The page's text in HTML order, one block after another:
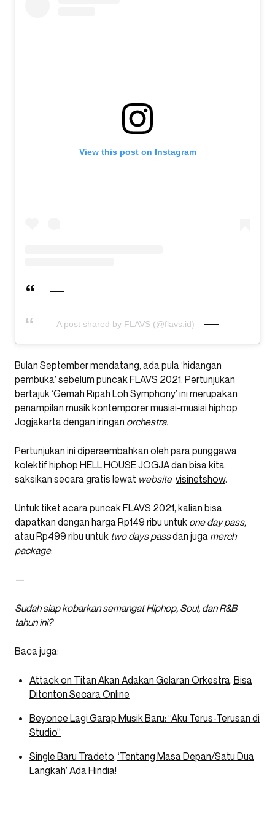
View this post on Instagram
A post shared by FLAVS (@flavs.id)
Bulan September mendatang, ada pula ‘hidangan
pembuka’ sebelum puncak FLAVS 2021. Pertunjukan
bertajuk ‘Gemah Ripah Loh Symphony’ ini merupakan
penampilan musik kontemporer musisi-musisi hiphop
Jogjakarta dengan iringan orchestra.
Pertunjukan ini dipersembahkan oleh para punggawa
kolektif hiphop HELL HOUSE JOGJA dan bisa kita
saksikan secara gratis lewat website visinetshow.
Untuk tiket acara puncak FLAVS 2021, kalian bisa
dapatkan dengan harga Rp149 ribu untuk one day pass,
atau Rp499 ribu untuk two days passdan juga merch
package.
—
Sudah siap kobarkan semangat Hiphop, Soul, dan R&B
tahun ini?
Baca juga:
Attack on Titan Akan Adakan Gelaran Orkestra, Bisa
Ditonton Secara Online
Beyonce Lagi Garap Musik Baru: “Aku Terus-Terusan di
Studio”
Single Baru Tradeto, ‘Tentang Masa Depan/Satu Dua
Langkah’ Ada Hindia!